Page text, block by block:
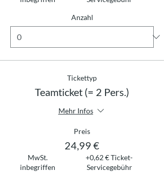
Anzahl
Tickettyp
Teamticket (= 2 Pers.)
Mehr Infos
Preis
24,99 €
MwSt.
inbegriffen
+0,62 € Ticket-
Servicegebühr